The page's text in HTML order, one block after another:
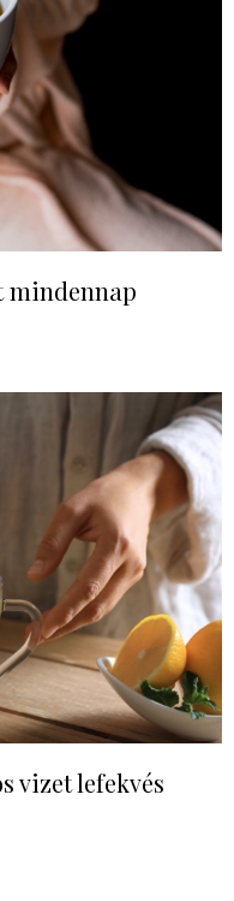
mindennap
vizet lefekvés